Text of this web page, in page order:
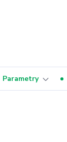
Parametry